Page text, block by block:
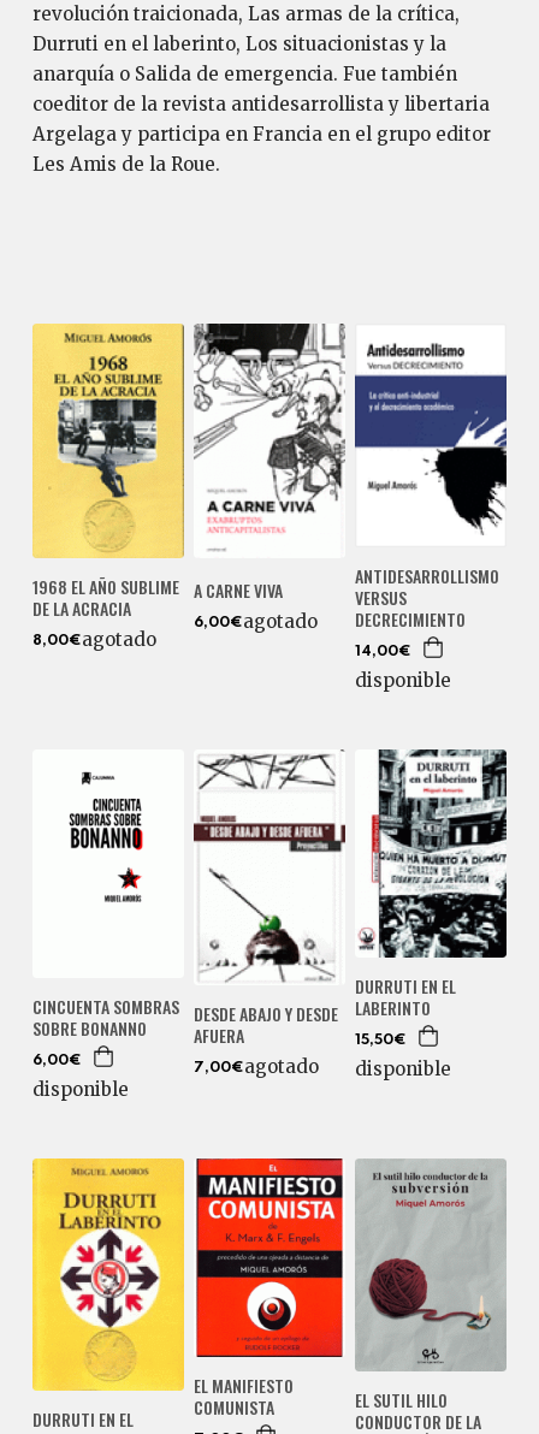
revolución traicionada, Las armas de la crítica,
Durruti en el laberinto, Los situacionistas y la
anarquía o Salida de emergencia. Fue también
coeditor de la revista antidesarrollista y libertaria
Argelaga y participa en Francia en el grupo editor
Les Amis de la Roue.
1968 EL AÑO SUBLIME
DE LA ACRACIA
8,00€agotado
A CARNE VIVA
6,00€agotado
ANTIDESARROLLISMO
VERSUS
DECRECIMIENTO
14,00€
disponible
CINCUENTA SOMBRAS
SOBRE BONANNO
6,00€
disponible
DESDE ABAJO Y DESDE
AFUERA
7,00€agotado
DURRUTI EN EL
LABERINTO
15,50€
disponible
DURRUTI EN EL
EL MANIFIESTO
COMUNISTA
EL SUTIL HILO
CONDUCTOR DE LA